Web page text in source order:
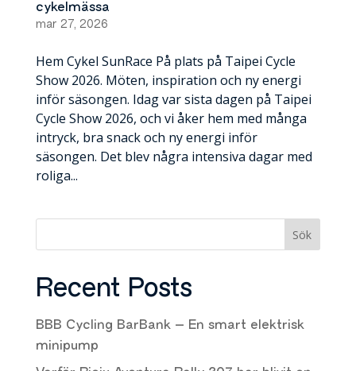
cykelmässa
mar 27, 2026
Hem Cykel SunRace På plats på Taipei Cycle
Show 2026. Möten, inspiration och ny energi
inför säsongen. Idag var sista dagen på Taipei
Cycle Show 2026, och vi åker hem med många
intryck, bra snack och ny energi inför
säsongen. Det blev några intensiva dagar med
roliga...
Sök
Recent Posts
BBB Cycling BarBank – En smart elektrisk
minipump